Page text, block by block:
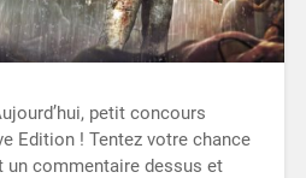
petit concours
Edition ! Tentez votre chance
un commentaire dessus et